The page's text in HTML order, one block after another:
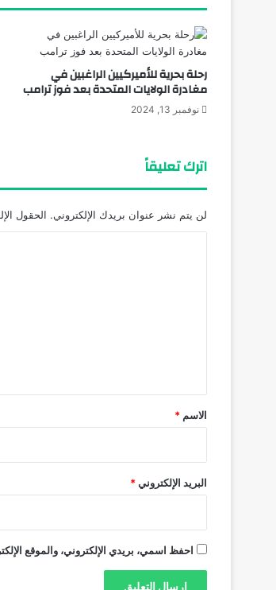
رحلة بحرية للأميركيين الراغبين في
مغادرة الولايات المتحدة بعد فوز ترامب
نوفمبر 13, 2024
اترك تعليقاً
لن يتم نشر عنوان بريدك الإلكتروني. الحقول
*
الاسم *
البريد الإلكتروني *
احفظ اسمي، بريدي الإلكتروني، والموقع